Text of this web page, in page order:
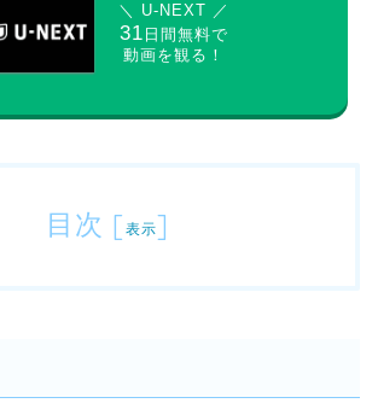
＼ U-NEXT ／
31 日間無料で
動画を観る！
目次 [ 表示]